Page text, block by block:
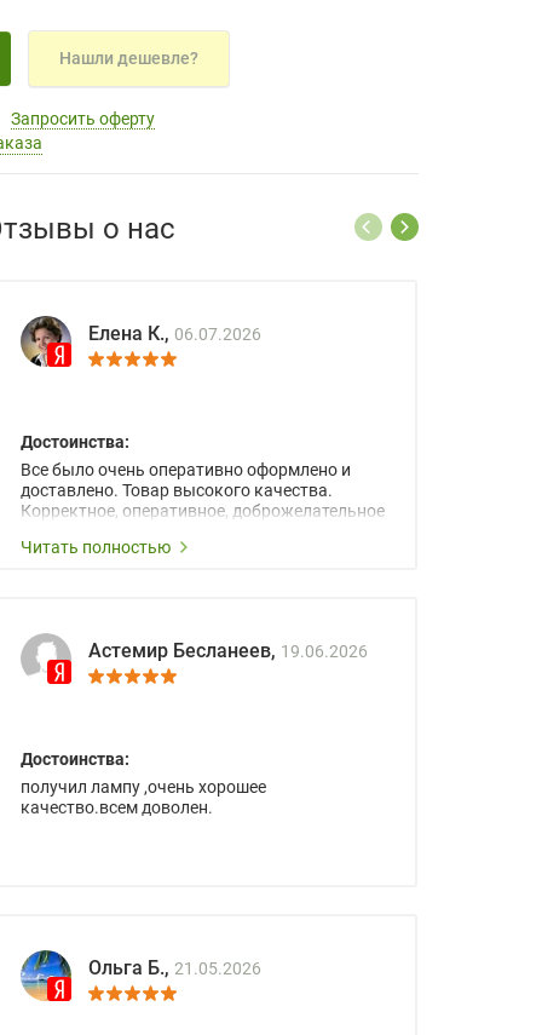
Нашли дешевле?
Запросить оферту
о нас
Елена К., 06.07.2026
Достоинства:
Все было очень оперативно оформлено и
доставлено. Товар высокого качества.
Корректное, оперативное, доброжелательное
Читать полностью
Астемир Бесланеев, 19.06.2026
Достоинства:
получил лампу ,очень хорошее
качество.всем доволен.
Ольга Б., 21.05.2026